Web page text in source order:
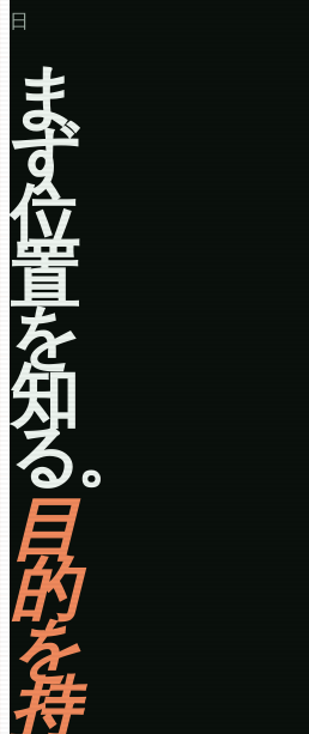
日
ま
ず
位
置
を
知
る。
目
的
を
持